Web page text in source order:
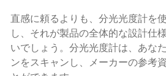
直感に頼るよりも、分光光度計を
し、それが製品の全体的な設計仕
いでしょう。分光光度計は、あな
ンをスキャンし、メーカーの参考